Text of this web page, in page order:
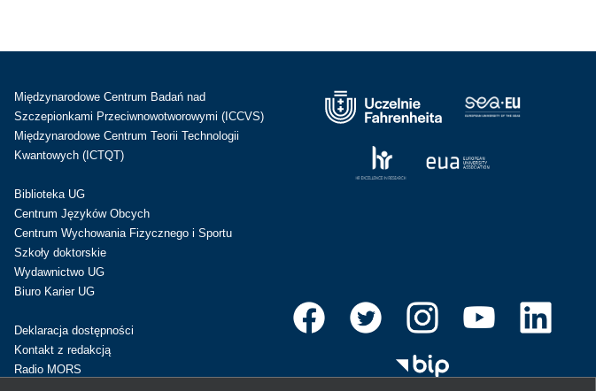
Międzynarodowe Centrum Badań nad
Szczepionkami Przeciwnowotworowymi (ICCVS)
Międzynarodowe Centrum Teorii Technologii
Kwantowych (ICTQT)
Biblioteka UG
Centrum Języków Obcych
Centrum Wychowania Fizycznego i Sportu
Szkoły doktorskie
Wydawnictwo UG
Biuro Karier UG
Deklaracja dostępności
Kontakt z redakcją
Radio MORS